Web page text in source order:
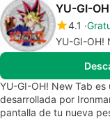
YU-GI-
4.1
YU-GI-OH!
YU-GI-OH! New Tab
desarrollada por
pantalla de tu nueva